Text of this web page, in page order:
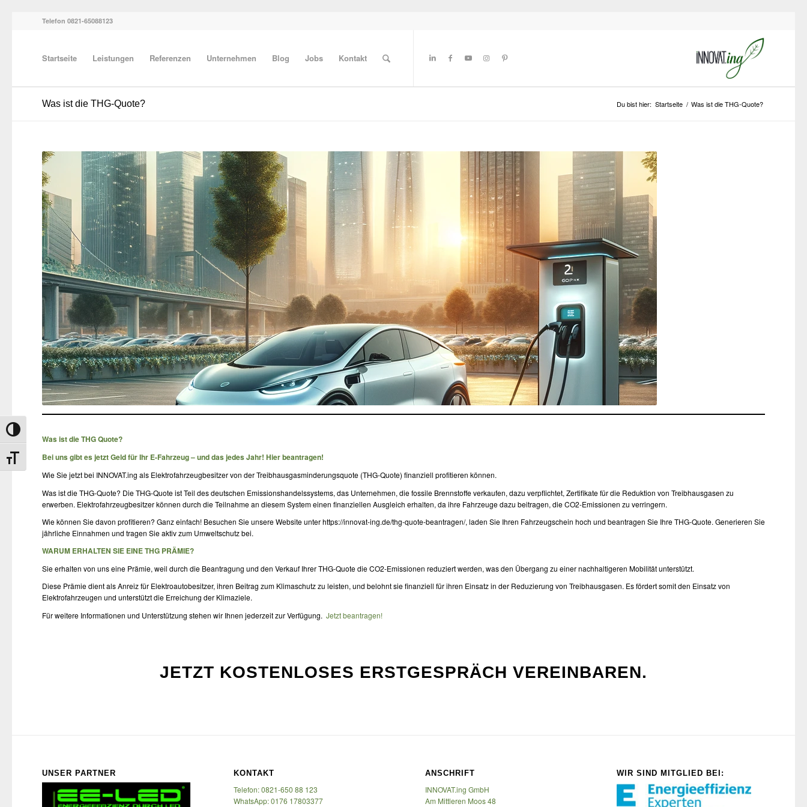
Umschalten auf hohe Kontraste
Schrift vergrößern
Telefon 0821-65088123
Startseite Leistungen Referenzen Unternehmen Blog Jobs Kontakt
Was ist die THG-Quote? Du bist hier: Startseite / Was ist die THG-Quote?
Was ist die THG Quote?
Bei uns gibt es jetzt Geld für Ihr E-Fahrzeug – und das jedes Jahr! Hier beantragen!
Wie Sie jetzt bei INNOVAT.ing als Elektrofahrzeugbesitzer von der Treibhausgasminderungsquote (THG-Quote) finanziell profitieren können.
Was ist die THG-Quote? Die THG-Quote ist Teil des deutschen Emissionshandelssystems, das Unternehmen, die fossile Brennstoffe verkaufen, dazu verpflichtet, Zertifikate für die Reduktion von Treibhausgasen zu
erwerben. Elektrofahrzeugbesitzer können durch die Teilnahme an diesem System einen finanziellen Ausgleich erhalten, da ihre Fahrzeuge dazu beitragen, die CO2-Emissionen zu verringern.
Wie können Sie davon profitieren? Ganz einfach! Besuchen Sie unsere Website unter https://innovat-ing.de/thg-quote-beantragen/, laden Sie Ihren Fahrzeugschein hoch und beantragen Sie Ihre THG-Quote. Generieren Sie
jährliche Einnahmen und tragen Sie aktiv zum Umweltschutz bei.
WARUM ERHALTEN SIE EINE THG PRÄMIE?
Sie erhalten von uns eine Prämie, weil durch die Beantragung und den Verkauf Ihrer THG-Quote die CO2-Emissionen reduziert werden, was den Übergang zu einer nachhaltigeren Mobilität unterstützt.
Diese Prämie dient als Anreiz für Elektroautobesitzer, ihren Beitrag zum Klimaschutz zu leisten, und belohnt sie finanziell für ihren Einsatz in der Reduzierung von Treibhausgasen. Es fördert somit den Einsatz von
Elektrofahrzeugen und unterstützt die Erreichung der Klimaziele.
Für weitere Informationen und Unterstützung stehen wir Ihnen jederzeit zur Verfügung. Jetzt beantragen!
JETZT KOSTENLOSES ERSTGESPRÄCH VEREINBAREN.
UNSER PARTNER KONTAKT
Telefon: 0821-650 88 123
WhatsApp: 0176 17803377
ANSCHRIFT
INNOVAT.ing GmbH
Am Mittleren Moos 48
WIR SIND MITGLIED BEI: